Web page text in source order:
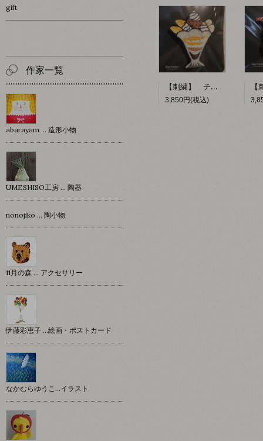
【刺繍】 チョコレートパフェ 【ポコルテポコチル】
3,850円(税込)
gift
作家一覧
abarayam … 造形小物
UMESHISO工房 … 陶器
nonojiko ... 陶小物
11月の森 … アクセサリー
伊藤彩恵子 …絵画・ポストカード
なかむらゆうこ…イラスト